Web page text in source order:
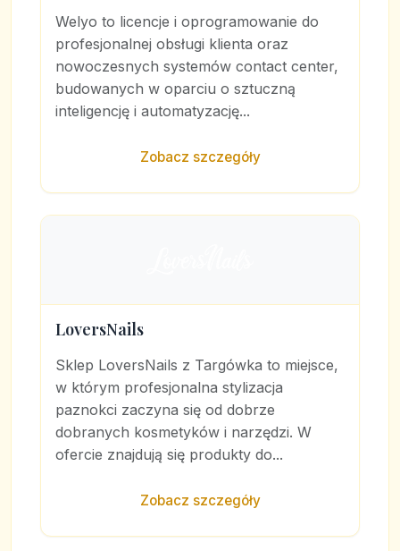
Welyo to licencje i oprogramowanie do
profesjonalnej obsługi klienta oraz
nowoczesnych systemów contact center,
budowanych w oparciu o sztuczną
inteligencję i automatyzację...
Zobacz szczegóły
LoversNails
Sklep LoversNails z Targówka to miejsce,
w którym profesjonalna stylizacja
paznokci zaczyna się od dobrze
dobranych kosmetyków i narzędzi. W
ofercie znajdują się produkty do...
Zobacz szczegóły